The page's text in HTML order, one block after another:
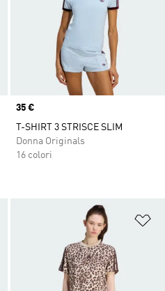
Price
35 €
T-SHIRT 3 STRISCE SLIM
Donna Originals
16 colori
Aggiungi alla lista dei desideri